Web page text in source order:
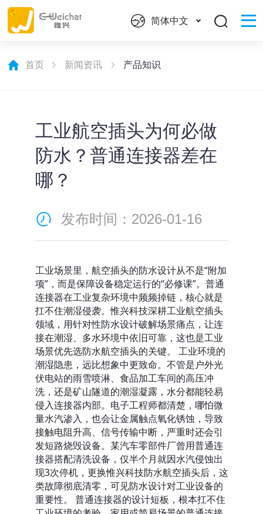
简体中文
首页 新闻资讯 产品知识
工业航空插头为何必做
防水？普通连接器差在
哪？
发布时间：2026-01-16
工业场景里，航空插头的防水设计从不是“附加
项”，而是保障设备稳定运行的“必修课”。普通
连接器在工业复杂环境中频频掉链，核心就是
扛不住潮湿侵袭。惟兴科技深耕工业航空插头
领域，用针对性防水设计破解场景痛点，让连
接在潮湿、多水环境中依旧可靠，这也是工业
场景优先选防水航空插头的关键。 工业环境的
潮湿隐患，远比想象中更致命。不管是户外光
伏电站的雨雪喷淋、食品加工车间的高压冲
洗，还是矿山隧道的潮湿凝露，水分都能轻易
侵入连接器内部。电子工程师都清楚，哪怕微
量水汽渗入，也会让金属触点氧化锈蚀，导致
接触电阻升高、信号传输中断，严重时还会引
发短路烧毁设备。某汽车零部件厂曾用普通连
接器搭配清洗设备，仅半个月就因水汽侵蚀出
现3次停机，更换惟兴科技防水航空插头后，这
类故障彻底清零，可见防水设计对工业设备的
重要性。 普通连接器的设计短板，根本扛不住